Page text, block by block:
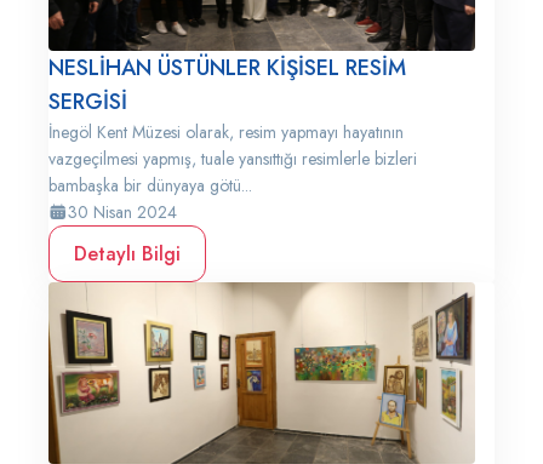
NESLİHAN ÜSTÜNLER KİŞİSEL RESİM
SERGİSİ
İnegöl Kent Müzesi olarak, resim yapmayı hayatının
vazgeçilmesi yapmış, tuale yansıttığı resimlerle bizleri
bambaşka bir dünyaya götü...
30 Nisan 2024
Detaylı Bilgi